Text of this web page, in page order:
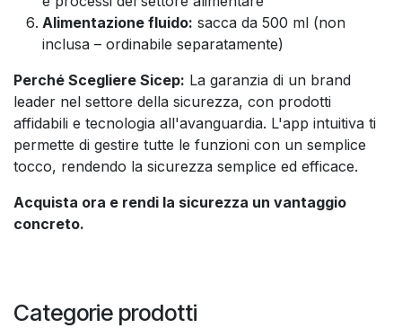
Alimentazione fluido: sacca da 500 ml (non
inclusa – ordinabile separatamente)
Perché Scegliere Sicep: La garanzia di un brand
leader nel settore della sicurezza, con prodotti
affidabili e tecnologia all'avanguardia. L'app intuitiva ti
permette di gestire tutte le funzioni con un semplice
tocco, rendendo la sicurezza semplice ed efficace.
Acquista ora e rendi la sicurezza un vantaggio
concreto.
Categorie prodotti